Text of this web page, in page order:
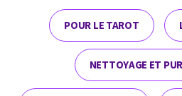
POUR LE TAROT
NETTOYAGE ET